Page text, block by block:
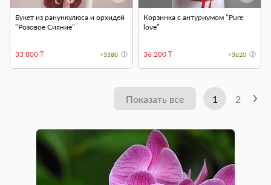
Букет из ранункулюса и орхидей
"Розовое Сияние"
33 800 ₸ +3380
Корзинка с антуриумом "Pure
love"
36 200 ₸ +3620
Показать все 1 2